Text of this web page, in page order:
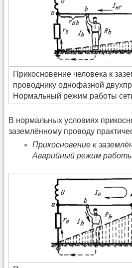
Прикосновение человека к
проводнику однофазной
Нормальный режим работы
В нормальных условиях
заземлённому проводу
Прикосновение к
Аварийный режим